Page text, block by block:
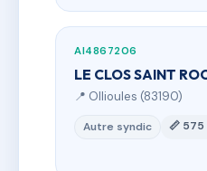
AI4867206
LE CLOS SAINT
📍 Ollioules (83190)
Autre syndic 📏 575